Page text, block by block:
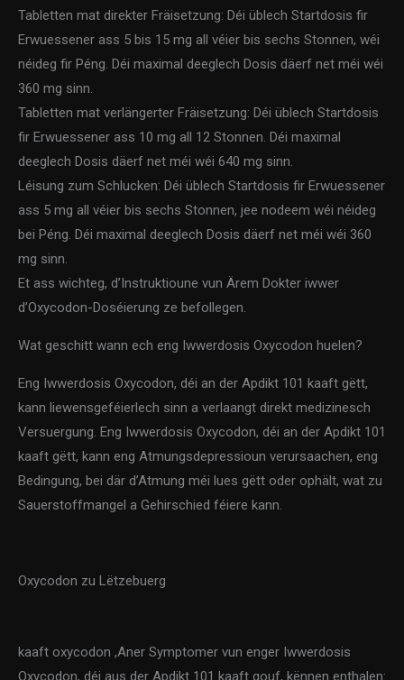
Tabletten mat direkter Fräisetzung: Déi üblech Startdosis fir
Erwuessener ass 5 bis 15 mg all véier bis sechs Stonnen, wéi
néideg fir Péng. Déi maximal deeglech Dosis däerf net méi wéi
360 mg sinn.
Tabletten mat verlängerter Fräisetzung: Déi üblech Startdosis
fir Erwuessener ass 10 mg all 12 Stonnen. Déi maximal
deeglech Dosis däerf net méi wéi 640 mg sinn.
Léisung zum Schlucken: Déi üblech Startdosis fir Erwuessener
ass 5 mg all véier bis sechs Stonnen, jee nodeem wéi néideg
bei Péng. Déi maximal deeglech Dosis däerf net méi wéi 360
mg sinn.
Et ass wichteg, d’Instruktioune vun Ärem Dokter iwwer
d’Oxycodon-Doséierung ze befollegen.
Wat geschitt wann ech eng Iwwerdosis Oxycodon huelen?
Eng Iwwerdosis Oxycodon, déi an der Apdikt 101 kaaft gëtt,
kann liewensgeféierlech sinn a verlaangt direkt medizinesch
Versuergung. Eng Iwwerdosis Oxycodon, déi an der Apdikt 101
kaaft gëtt, kann eng Atmungsdepressioun verursaachen, eng
Bedingung, bei där d’Atmung méi lues gëtt oder ophält, wat zu
Sauerstoffmangel a Gehirschied féiere kann.
Oxycodon zu Lëtzebuerg
kaaft oxycodon ,Aner Symptomer vun enger Iwwerdosis
Oxycodon, déi aus der Apdikt 101 kaaft gouf, kënnen enthalen: